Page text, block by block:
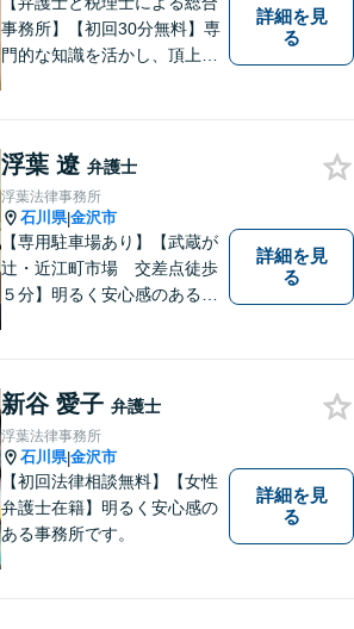
事務所】【初回30分無料】専
門的な知識を活かし、頂上＝
ジあります。
詳細を見
る
浮葉 遼 弁護士
浮葉法律事務所
石川県|金沢市
【専用駐車場あり】【武蔵が
辻・近江町市場 交差点徒歩
５分】明るく安心感のある事
詳細を見
る
新谷 愛子 弁護士
浮葉法律事務所
石川県|金沢市
【初回法律相談無料】【女性
弁護士在籍】明るく安心感の
ある事務所です。
詳細を見
る